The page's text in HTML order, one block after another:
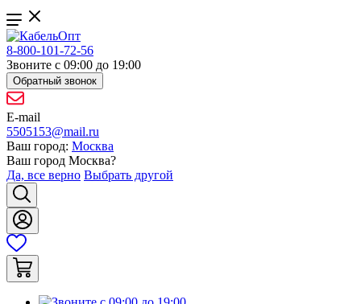
8-800-101-72-56
Звоните с 09:00 до 19:00
Обратный звонок
E-mail
5505153@mail.ru
Ваш город: Москва
Ваш город Москва?
Да, все верно Выбрать другой